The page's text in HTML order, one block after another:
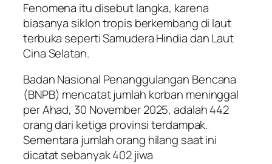
Fenomena itu disebut langka, karena
biasanya siklon tropis berkembang di laut
terbuka seperti Samudera Hindia dan Laut
Cina Selatan.
Badan Nasional Penanggulangan Bencana
(BNPB) mencatat jumlah korban meninggal
per Ahad, 30 November 2025, adalah 442
orang dari ketiga provinsi terdampak.
Sementara jumlah orang hilang saat ini
dicatat sebanyak 402 jiwa